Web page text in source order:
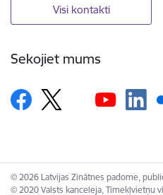
Visi kontakti
Sekojiet mums
© 2026 Latvijas Zinātnes padome,
© 2020 Valsts kanceleja, Tīmekļvietņu